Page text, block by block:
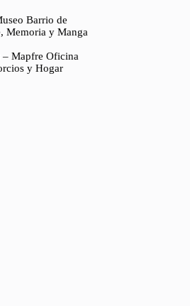
Barrio de
Memoria y Manga
– Mapfre Oficina
y Hogar